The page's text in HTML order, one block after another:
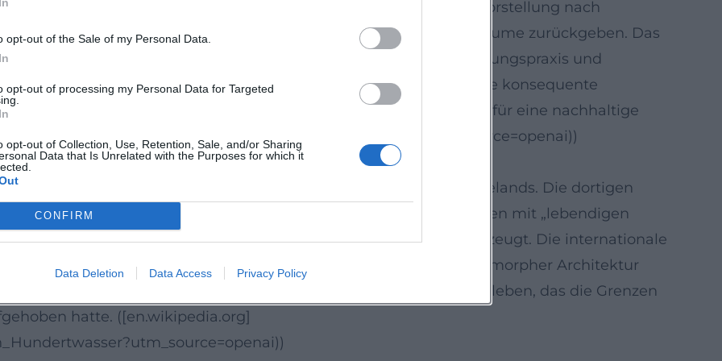
opt-out of the Sale of my Personal Data.
opt-out of processing my Personal Data for Targeted
opt-out of Collection, Use, Retention, Sale, and/or Sharing
Data that Is Unrelated with the Purposes for which it
CONFIRM
Data Deletion Data Access Privacy Policy
sowie eine abfallfreie Gesellschaft. Architektur sollte seiner Vorstellung nach
und den Bewohnerinnen und Bewohnern sinnliche, naturnahe Räume zurückgeben. Das
„ökologisches Museum“ – ein Haus, das künstlerische Ausstellungspraxis und
geistige Erbe Hundertwassers in die Gegenwart verlängert. Diese konsequente
Ökologie macht seine künstlerische Entwicklung exemplarisch für eine nachhaltige
en/about-us/kunst-haus-wien/?utm_source=openai))
Wien, Europa, Neuseeland
wesentliche Lebens- und Arbeitsphasen in den Norden Neuseelands. Die dortigen
Umfeld bestärkten seine Naturverbundenheit und sein Bauen mit „lebendigen
Art Centre in Whangārei, das sein Nachwirken in Ozeanien bezeugt. Die internationale
dessen Werk zwischen Wiener Moderne, Secession und biomorpher Architektur
Sein Tod 2000 auf See setzte den Schlusspunkt unter ein Künstlerleben, das die Grenzen
hatte. ([en.wikipedia.org]